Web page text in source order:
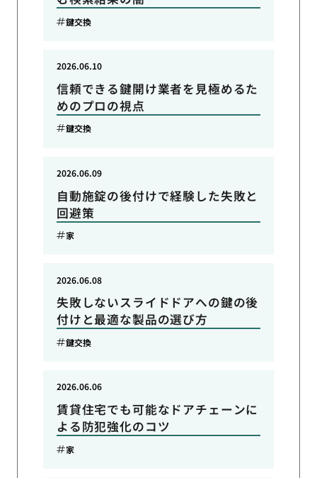
鍵交換
信頼できる鍵開け業者を見極めるた
めのプロの視点
2026.06.10
鍵交換
自動施錠の後付けで経験した失敗と
回避策
2026.06.09
家
失敗しないスライドドアへの鍵の後
付けと最適な製品の選び方
2026.06.08
鍵交換
賃貸住宅でも可能なドアチェーンに
よる防犯強化のコツ
2026.06.06
家